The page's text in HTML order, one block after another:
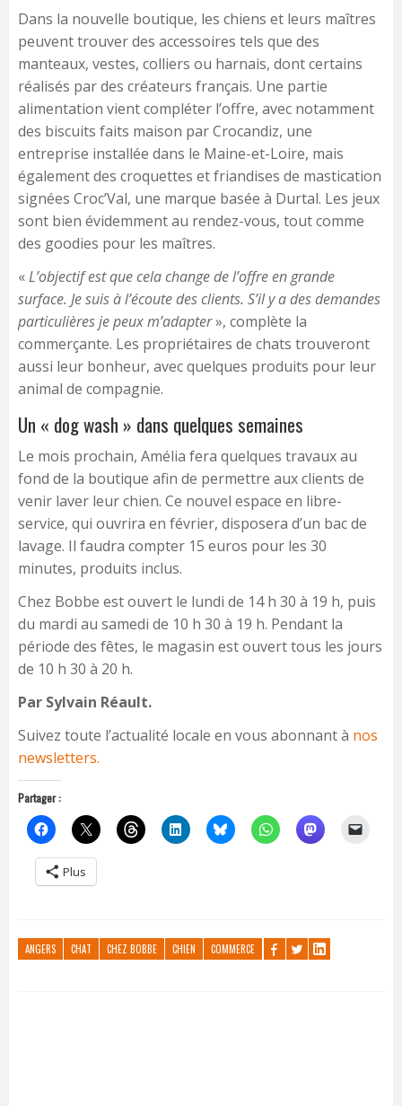
Dans la nouvelle boutique, les chiens et leurs maîtres
peuvent trouver des accessoires tels que des
manteaux, vestes, colliers ou harnais, dont certains
réalisés par des créateurs français. Une partie
alimentation vient compléter l’offre, avec notamment
des biscuits faits maison par Crocandiz, une
entreprise installée dans le Maine-et-Loire, mais
également des croquettes et friandises de mastication
signées Croc’Val, une marque basée à Durtal. Les jeux
sont bien évidemment au rendez-vous, tout comme
des goodies pour les maîtres.
«L’objectif est que cela change de l’offre en grande
surface. Je suis à l’écoute des clients. S’il y a des demandes
particulières je peux m’adapter», complète la
commerçante. Les propriétaires de chats trouveront
aussi leur bonheur, avec quelques produits pour leur
animal de compagnie.
Un « dog wash » dans quelques semaines
Le mois prochain, Amélia fera quelques travaux au
fond de la boutique afin de permettre aux clients de
venir laver leur chien. Ce nouvel espace en libre-
service, qui ouvrira en février, disposera d’un bac de
lavage. Il faudra compter 15 euros pour les 30
minutes, produits inclus.
Chez Bobbe est ouvert le lundi de 14 h 30 à 19 h, puis
du mardi au samedi de 10 h 30 à 19 h. Pendant la
période des fêtes, le magasin est ouvert tous les jours
de 10 h 30 à 20 h.
Par Sylvain Réault.
Suivez toute l’actualité locale en vous abonnant à nos
newsletters.
Partager :
Plus
ANGERS CHAT CHEZ BOBBE CHIEN COMMERCE